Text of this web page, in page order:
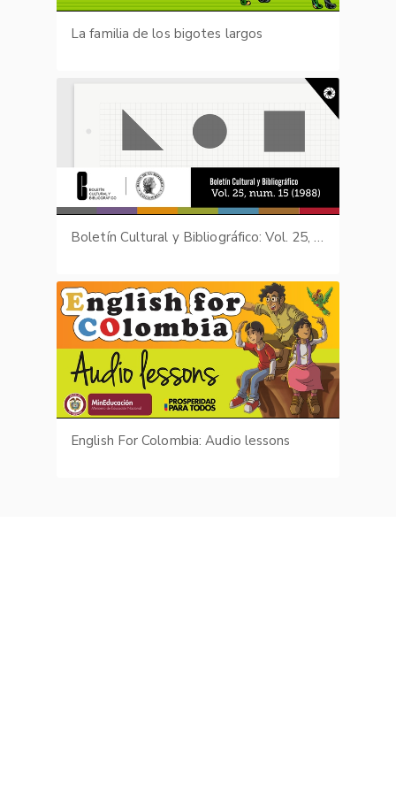
La familia de los bigotes largos
Boletín Cultural y Bibliográfico: Vol. 25, núm. 15 (1988)
English For Colombia: Audio lessons